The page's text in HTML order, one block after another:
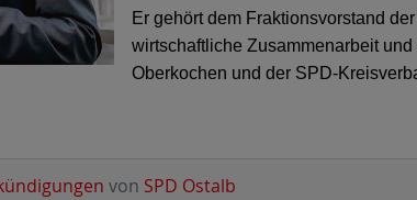
Er gehört dem Fraktionsvorstand
wirtschaftliche Zusammenarbeit
Oberkochen und der SPD-
von SPD Ostalb